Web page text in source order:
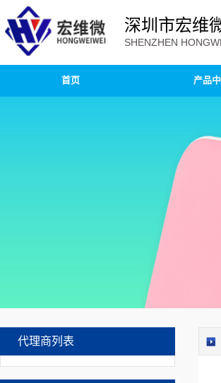
深圳市宏维
SHENZHEN
首页 产品
代理商列表